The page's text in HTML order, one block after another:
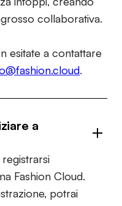
collaborativa.
esitate a contattare
.
a
Fashion Cloud.
potrai